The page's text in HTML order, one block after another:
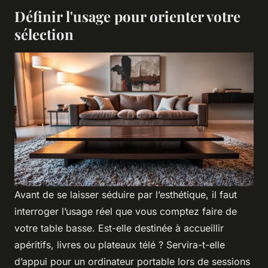
Définir l'usage pour orienter votre
sélection
Avant de se laisser séduire par l’esthétique, il faut
interroger l’usage réel que vous comptez faire de
votre table basse. Est-elle destinée à accueillir
apéritifs, livres ou plateaux télé ? Servira-t-elle
d’appui pour un ordinateur portable lors de sessions